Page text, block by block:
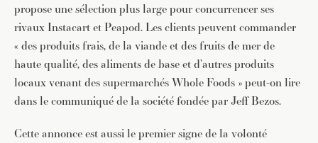
propose une sélection plus large pour concurrencer ses
rivaux Instacart et Peapod. Les clients peuvent commander
« des produits frais, de la viande et des fruits de mer de
haute qualité, des aliments de base et d’autres produits
locaux venant des supermarchés Whole Foods » peut-on lire
dans le communiqué de la société fondée par Jeff Bezos.
Cette annonce est aussi le premier signe de la volonté